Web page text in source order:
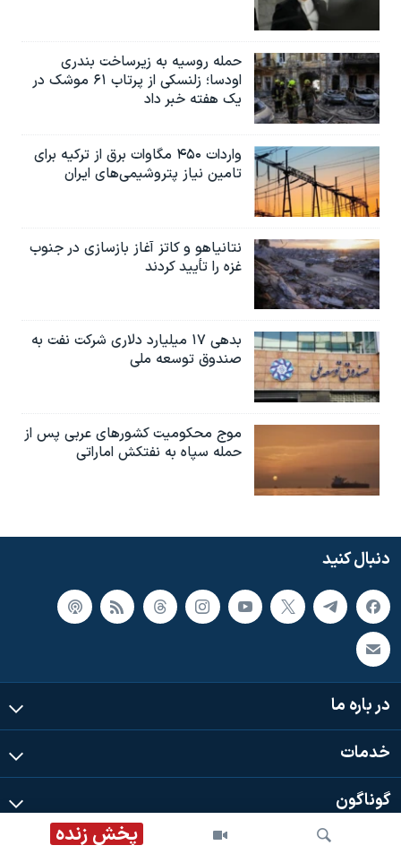
پخش زنده
حمله روسیه به زیرساخت بندری
اودسا؛ زلنسکی از پرتاب ۶۱ موشک در
یک هفته خبر داد
واردات ۴۵۰ مگاوات برق از ترکیه برای
تامین نیاز پتروشیمی‌های ایران
نتانیاهو و کاتز آغاز بازسازی در جنوب
غزه را تأیید کردند
بدهی ۱۷ میلیارد دلاری شرکت نفت به
صندوق توسعه ملی
موج محکومیت کشورهای عربی پس از
حمله سپاه به نفتکش اماراتی
دنبال کنید
در باره ما
خدمات
گوناگون